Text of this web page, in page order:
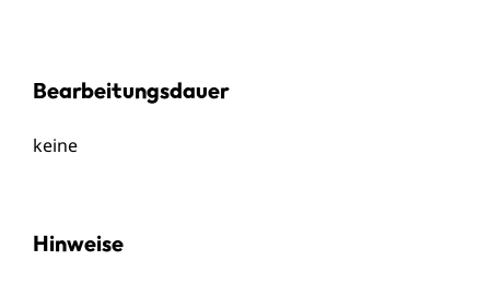
Bearbeitungsdauer
keine
Hinweise